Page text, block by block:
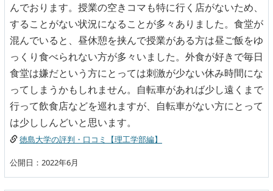
んでおります。授業の空きコマも特に行く店がないため、
することがない状況になることが多々ありました。食堂が
混んでいると、昼休憩を挟んで授業がある方は昼ご飯をゆ
っくり食べられない方が多々いました。外食が好きで毎日
食堂は嫌だという方にとっては刺激が少ない休み時間にな
ってしまうかもしれません。自転車があれば少し遠くまで
行って飲食店などを巡れますが、自転車がない方にとって
は少ししんどいと思います。
徳島大学の評判・口コミ【理工学部編】
公開日：2022年6月